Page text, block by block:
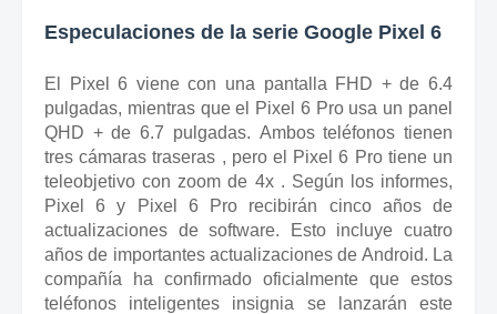
Especulaciones de la serie Google Pixel 6
El Pixel 6 viene con una pantalla FHD + de 6.4
pulgadas, mientras que el Pixel 6 Pro usa un panel
QHD + de 6.7 pulgadas. Ambos teléfonos tienen
trescámaras traseras , pero el
Pixel 6 Pro tiene un
teleobjetivo con zoom de 4x. Según los informes,
Pixel 6 y Pixel 6 Pro recibirán cinco años de
actualizaciones de software.
Esto incluye cuatro
años de importantes actualizaciones de Android. La
compañía ha confirmado oficialmente que estos
teléfonos inteligentes insignia se lanzarán este